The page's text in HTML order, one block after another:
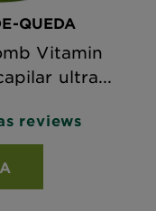
QUEDA
Vitamin
ultra...
reviews
reviews